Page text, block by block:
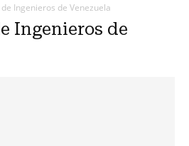
Ingenieros de Venezuela
Ingenieros de